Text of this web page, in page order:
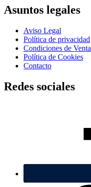
Asuntos legales
Aviso Legal
Política de privacidad
Condiciones de Venta
Polí­tica de Cookies
Contacto
Redes sociales